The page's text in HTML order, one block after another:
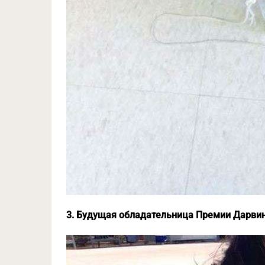
3. Будущая обладательница Премии